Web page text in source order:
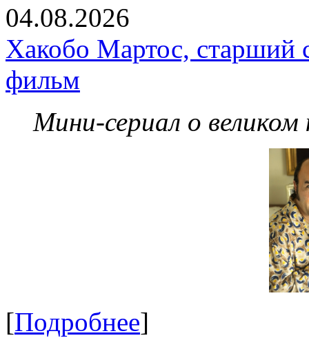
04.08.2026
Хакобо Мартос, старший
фильм
Мини-сериал о великом
[Подробнее]